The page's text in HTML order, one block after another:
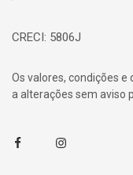
CRECI: 5806J
Os valores, condições
a alterações sem aviso
FacebookInstagram